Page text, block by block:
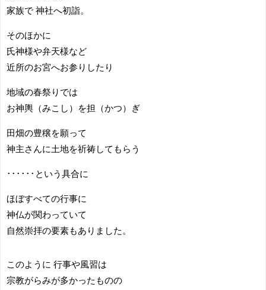
家族で 神社へ初詣。
そのほかに
氏神様や弁天様など
近所のお宮へお参りしたり
地域の春祭りでは
お神輿（みこし）を担（かつ）ぎ
田畑の豊穣を願って
神主さんに土地を祈祷してもらう
･･････という具合に
ほぼすべての行事に
神仏が関わっていて
自然崇拝の要素もありました。
このように 行事や風習は
宗教がらみが多かったものの